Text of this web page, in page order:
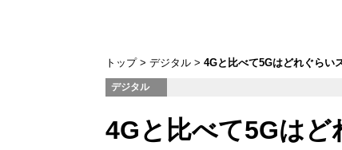
トップ デジタル 4Gと比べて5Gはどれぐら
デジタル
4Gと比べて5Gは